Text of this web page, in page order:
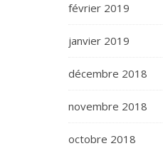
février 2019
janvier 2019
décembre 2018
novembre 2018
octobre 2018